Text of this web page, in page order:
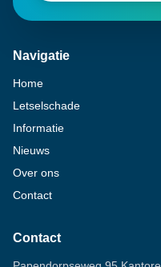
Navigatie
Home
Letselschade
Informatie
Nieuws
Over ons
Contact
Contact